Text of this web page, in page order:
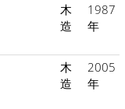
木
造
1987
年
木
造
2005
年